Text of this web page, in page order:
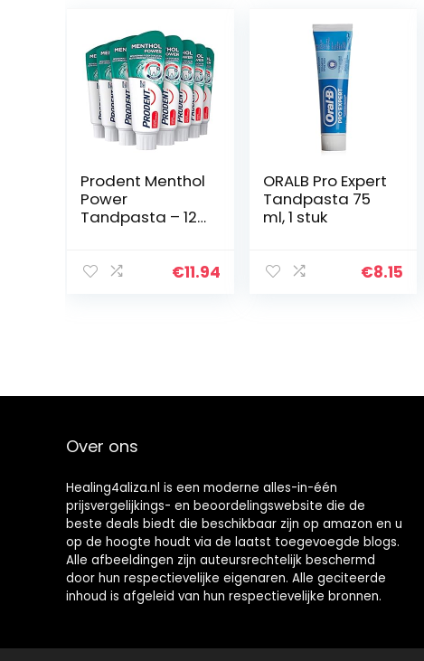
Prodent Menthol
Power
Tandpasta – 12
king
€11.94
ORALB Pro Expert
Tandpasta 75
ml, 1 stuk
€8.15
Over ons
Healing4aliza.nl is een moderne alles-in-één
prijsvergelijkings- en beoordelingswebsite die de
beste deals biedt die beschikbaar zijn op amazon en u
op de hoogte houdt via de laatst toegevoegde blogs.
Alle afbeeldingen zijn auteursrechtelijk beschermd
door hun respectievelijke eigenaren. Alle geciteerde
inhoud is afgeleid van hun respectievelijke bronnen.